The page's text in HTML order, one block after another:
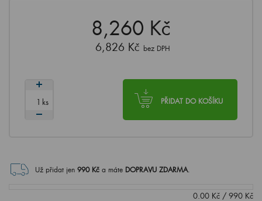
8,260 Kč
6,826 Kč bez DPH
PŘIDAT DO KOŠÍKU
ks
Už přidat jen 990Kč a máte DOPRAVU ZDARMA.
0.00 Kč / 990 Kč